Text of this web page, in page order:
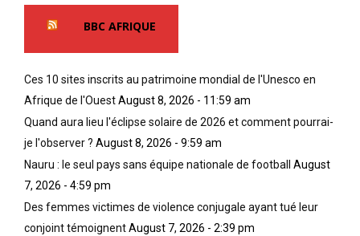
BBC AFRIQUE
Ces 10 sites inscrits au patrimoine mondial de l'Unesco en
Afrique de l'OuestAugust 8, 2026 - 11:59 am
Quand aura lieu l'éclipse solaire de 2026 et comment pourrai-
je l'observer ? August 8, 2026 - 9:59 am
Nauru : le seul pays sans équipe nationale de football August
7, 2026 - 4:59 pm
Des femmes victimes de violence conjugale ayant tué leur
conjoint témoignentAugust 7, 2026 - 2:39 pm